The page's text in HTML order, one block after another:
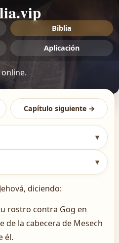
Biblia
Aplicación
Capítulo siguiente →
▾
▾
diciendo:
rostro contra Gog en
la cabecera de Mesech
él.